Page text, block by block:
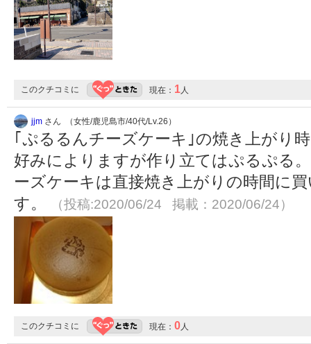
このクチコミに 現在： 1人
jjm さん （女性/鹿児島市/40代/Lv.26）
｢ぷるるんチーズケーキ｣の焼き上がり
好みによりますが作り立てはぷるぷる
ーズケーキは直接焼き上がりの時間に
す。
（投稿:2020/06/24 掲載：2020/06/24）
このクチコミに 現在： 0人